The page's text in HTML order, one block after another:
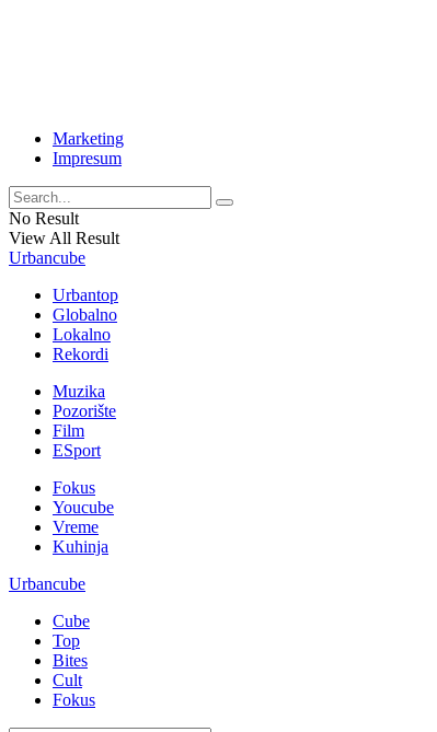
Marketing
Impresum
No Result
View All Result
Urbancube
Urbantop
Globalno
Lokalno
Rekordi
Muzika
Pozorište
Film
ESport
Fokus
Youcube
Vreme
Kuhinja
Urbancube
Cube
Top
Bites
Cult
Fokus